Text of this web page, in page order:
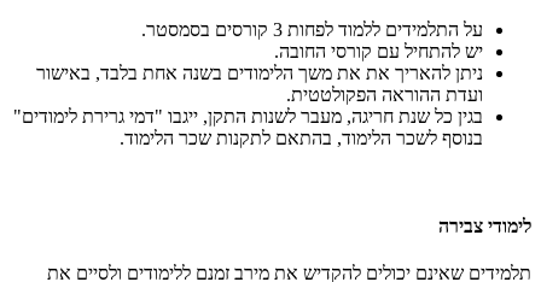
על התלמידים ללמוד לפחות 3 קורסים בסמסטר.
יש להתחיל עם קורסי החובה.
ניתן להאריך את את משך הלימודים בשנה אחת בלבד, באישור
ועדת ההוראה הפקולטטית.
בגין כל שנת חריגה, מעבר לשנות התקן, ייגבו "דמי גרירת לימודים"
בנוסף לשכר הלימוד, בהתאם לתקנות שכר הלימוד.
לימודי צבירה
תלמידים שאינם יכולים להקדיש את מירב זמנם ללימודים ולסיים את